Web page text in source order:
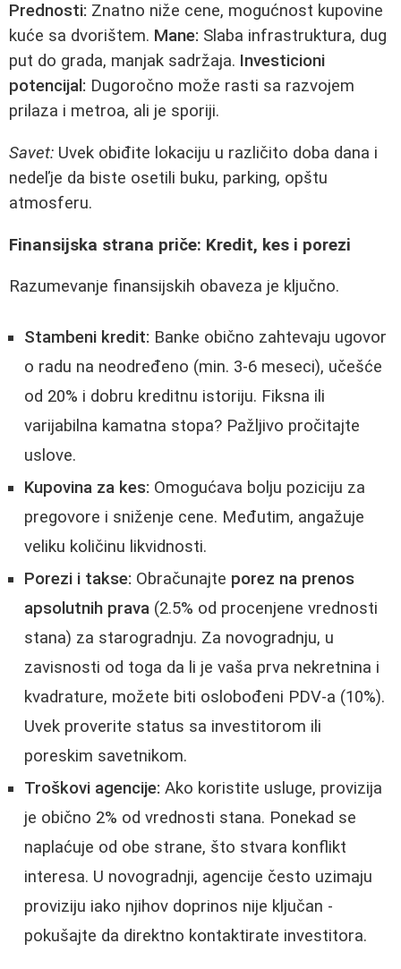
Prednosti: Znatno niže cene, mogućnost kupovine
kuće sa dvorištem. Mane: Slaba infrastruktura, dug
put do grada, manjak sadržaja. Investicioni
potencijal: Dugoročno može rasti sa razvojem
prilaza i metroa, ali je sporiji.
Savet: Uvek obiđite lokaciju u različito doba dana i
nedeľje da biste osetili buku, parking, opštu
atmosferu.
Finansijska strana priče: Kredit, kes i porezi
Razumevanje finansijskih obaveza je ključno.
Stambeni kredit: Banke obično zahtevaju ugovor
o radu na neodređeno (min. 3-6 meseci), učešće
od 20% i dobru kreditnu istoriju. Fiksna ili
varijabilna kamatna stopa? Pažljivo pročitajte
uslove.
Kupovina za kes: Omogućava bolju poziciju za
pregovore i sniženje cene. Međutim, angažuje
veliku količinu likvidnosti.
Porezi i takse: Obračunajte porez na prenos
apsolutnih prava (2.5% od procenjene vrednosti
stana) za starogradnju. Za novogradnju, u
zavisnosti od toga da li je vaša prva nekretnina i
kvadrature, možete biti oslobođeni PDV-a (10%).
Uvek proverite status sa investitorom ili
poreskim savetnikom.
Troškovi agencije: Ako koristite usluge, provizija
je obično 2% od vrednosti stana. Ponekad se
naplaćuje od obe strane, što stvara konflikt
interesa. U novogradnji, agencije često uzimaju
proviziju iako njihov doprinos nije ključan -
pokušajte da direktno kontaktirate investitora.